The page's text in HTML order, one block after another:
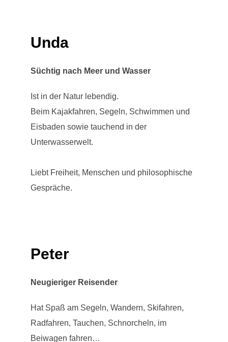
Unda
Süchtig nach Meer und Wasser
Ist in der Natur lebendig.
Beim Kajakfahren, Segeln, Schwimmen und
Eisbaden sowie tauchend in der
Unterwasserwelt.
Liebt Freiheit, Menschen und philosophische
Gespräche.
Peter
Neugieriger Reisender
Hat Spaß am Segeln, Wandern, Skifahren,
Radfahren, Tauchen, Schnorcheln, im
Beiwagen fahren…